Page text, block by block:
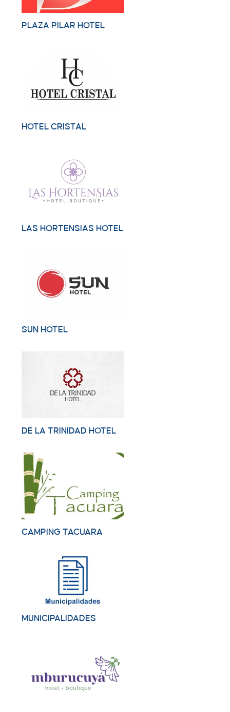
PLAZA PILAR HOTEL
HOTEL CRISTAL
LAS HORTENSIAS HOTEL
SUN HOTEL
DE LA TRINIDAD HOTEL
CAMPING TACUARA
MUNICIPALIDADES